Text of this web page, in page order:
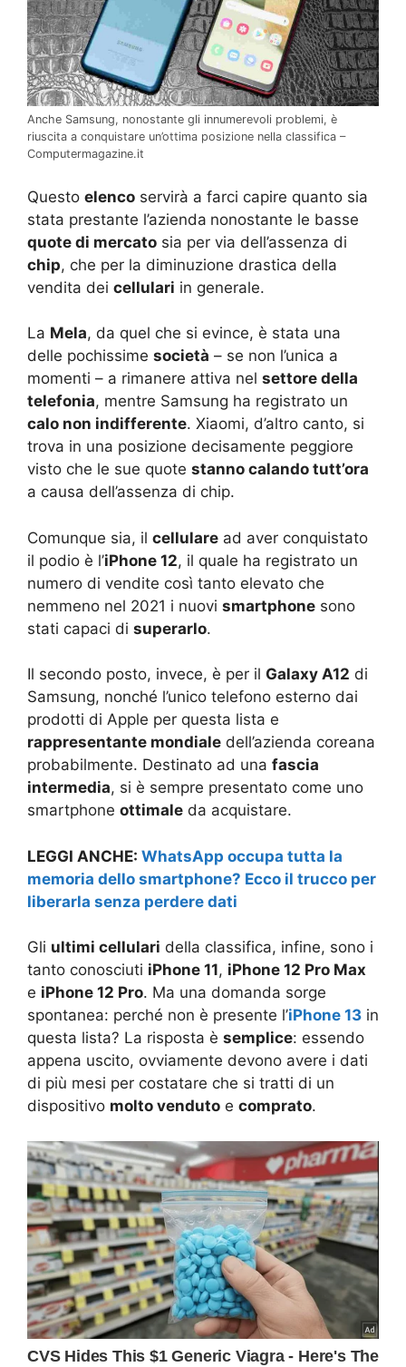
Anche Samsung, nonostante gli innumerevoli problemi, è
riuscita a conquistare un’ottima posizione nella classifica –
Computermagazine.it
Questo elenco servirà a farci capire quanto sia
stata prestante l’azienda nonostante le basse
quote di mercato sia per via dell’assenza di
chip, che per la diminuzione drastica della
vendita dei cellulari in generale.
La Mela, da quel che si evince, è stata una
delle pochissime società – se non l’unica a
momenti – a rimanere attiva nel settore della
telefonia, mentre Samsung ha registrato un
calo non indifferente. Xiaomi, d’altro canto, si
trova in una posizione decisamente peggiore
visto che le sue quote stanno calando tutt’ora
a causa dell’assenza di chip.
Comunque sia, il cellulare ad aver conquistato
il podio è l’iPhone 12, il quale ha registrato un
numero di vendite così tanto elevato che
nemmeno nel 2021 i nuovi smartphone sono
stati capaci di superarlo.
Il secondo posto, invece, è per il Galaxy A12 di
Samsung, nonché l’unico telefono esterno dai
prodotti di Apple per questa lista e
rappresentante mondiale dell’azienda coreana
probabilmente. Destinato ad una fascia
intermedia, si è sempre presentato come uno
smartphone ottimale da acquistare.
LEGGI ANCHE: WhatsApp occupa tutta la
memoria dello smartphone? Ecco il trucco per
liberarla senza perdere dati
Gli ultimi cellulari della classifica, infine, sono i
tanto conosciuti iPhone 11, iPhone 12 Pro Max
e iPhone 12 Pro. Ma una domanda sorge
spontanea: perché non è presente l’iPhone 13 in
questa lista? La risposta è semplice: essendo
appena uscito, ovviamente devono avere i dati
di più mesi per costatare che si tratti di un
dispositivo molto venduto e comprato.